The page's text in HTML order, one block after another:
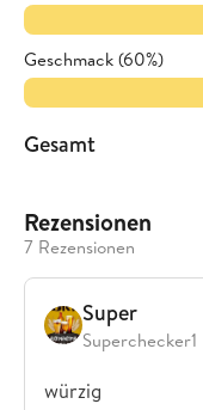
Geschmack (60%)
Gesamt
Rezensionen
7 Rezensionen
Super
Superchecker1
würzig